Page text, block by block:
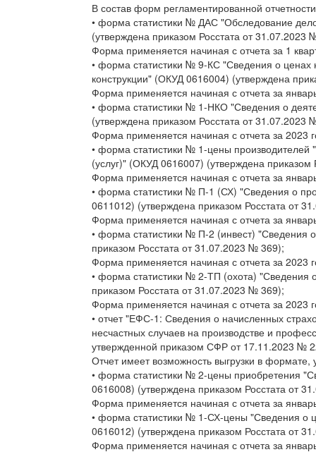
В состав форм регламентированной
• форма статистики № ДАС "Обследование
(утверждена приказом Росстата от 31.07.2023
Форма применяется начиная с отчета за 1
• форма статистики № 9-КС "Сведения о
конструкции" (ОКУД 0616004) (утверждена
Форма применяется начиная с отчета за
• форма статистики № 1-НКО "Сведения о
(утверждена приказом Росстата от 31.07.2023
Форма применяется начиная с отчета за 2023
• форма статистики № 1-цены
(услуг)" (ОКУД 0616007) (утверждена
Форма применяется начиная с отчета за
• форма статистики № П-1 (СХ) "Сведения о
0611012) (утверждена приказом Росстата от
Форма применяется начиная с отчета за
• форма статистики № П-2 (инвест) "Сведения
приказом Росстата от 31.07.2023 № 369);
Форма применяется начиная с отчета за 2023
• форма статистики № 2-ТП (охота) "Сведения
приказом Росстата от 31.07.2023 № 369);
Форма применяется начиная с отчета за 2023
• отчет "ЕФС-1: Сведения о начисленных
несчастных случаев на производстве и
утвержденной приказом СФР от 17.11.2023 №
Отчет имеет возможность выгрузки в
• форма статистики № 2-цены приобретения
0616008) (утверждена приказом Росстата от
Форма применяется начиная с отчета за
• форма статистики № 1-СХ-цены "Сведения о
0616012) (утверждена приказом Росстата от
Форма применяется начиная с отчета за